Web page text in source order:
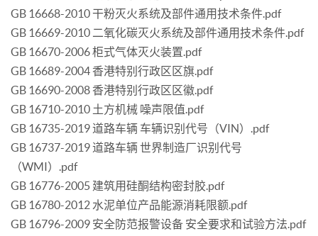
GB 16668-2010 干粉灭火系统及部件通用技术条件.pdf
GB 16669-2010 二氧化碳灭火系统及部件通用技术条件.pdf
GB 16670-2006 柜式气体灭火装置.pdf
GB 16689-2004 香港特别行政区区旗.pdf
GB 16690-2008 香港特别行政区区徽.pdf
GB 16710-2010 土方机械 噪声限值.pdf
GB 16735-2019 道路车辆 车辆识别代号（VIN）.pdf
GB 16737-2019 道路车辆 世界制造厂识别代号
（WMI）.pdf
GB 16776-2005 建筑用硅酮结构密封胶.pdf
GB 16780-2012 水泥单位产品能源消耗限额.pdf
GB 16796-2009 安全防范报警设备 安全要求和试验方法.pdf